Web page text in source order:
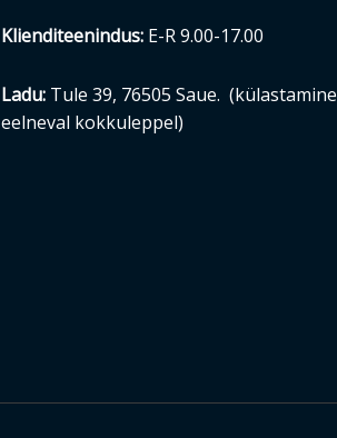
Klienditeenindus:E-R 9.00-17.00
Ladu:Tule 39, 76505 Saue. (külastamine
eelneval kokkuleppel)